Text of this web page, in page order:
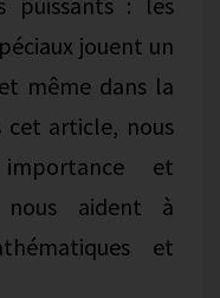
jouent un
même dans la
cet article, nous
et
nous aident à
et